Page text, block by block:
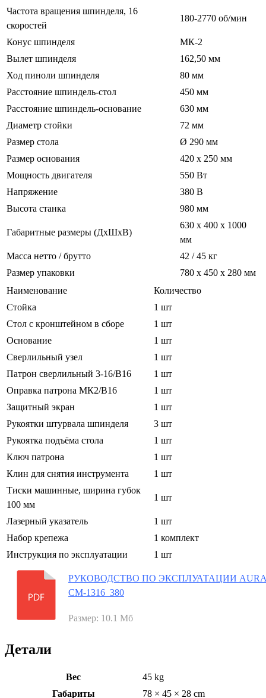
Частота вращения шпинделя, 16
скоростей
180-2770 об/мин
Конус шпинделя
МК-2
Вылет шпинделя
162,50 мм
Ход пиноли шпинделя
80 мм
Расстояние шпиндель-стол
450 мм
Расстояние шпиндель-основание
630 мм
Диаметр стойки
72 мм
Размер стола
Ø 290 мм
Размер основания
420 х 250 мм
Мощность двигателя
550 Вт
Напряжение
380 В
Высота станка
980 мм
Габаритные размеры (ДхШхВ)
630 х 400 х 1000
мм
Масса нетто / брутто
42 / 45 кг
Размер упаковки
780 х 450 х 280 мм
Наименование
Количество
Стойка
1 шт
Стол с кронштейном в сборе
1 шт
Основание
1 шт
Сверлильный узел
1 шт
Патрон сверлильный 3-16/В16
1 шт
Оправка патрона МК2/В16
1 шт
Защитный экран
1 шт
Рукоятки штурвала шпинделя
3 шт
Рукоятка подъёма стола
1 шт
Ключ патрона
1 шт
Клин для снятия инструмента
1 шт
Тиски машинные, ширина губок
100 мм
1 шт
Лазерный указатель
1 шт
Набор крепежа
1 комплект
Инструкция по эксплуатации
1 шт
РУКОВОДСТВО ПО ЭКСПЛУАТАЦИИ
CM-1316_380
Размер: 10.1 Мб
Детали
Вес
45 kg
Габариты
78 × 45 × 28 cm